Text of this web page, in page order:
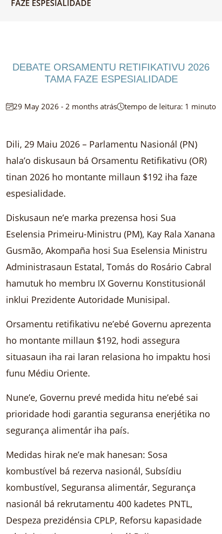
FAZE ESPESIALIDADE
DEBATE ORSAMENTU RETIFIKATIVU 2026
TAMA FAZE ESPESIALIDADE
29 May 2026 - 2 months atrás tempo de leitura: 1 minuto
Dili, 29 Maiu 2026 – Parlamentu Nasionál (PN)
hala’o diskusaun bá Orsamentu Retifikativu (OR)
tinan 2026 ho montante millaun $192 iha faze
espesialidade.
Diskusaun ne’e marka prezensa hosi Sua
Eselensia Primeiru-Ministru (PM), Kay Rala Xanana
Gusmão, Akompaña hosi Sua Eselensia Ministru
Administrasaun Estatal, Tomás do Rosário Cabral
hamutuk ho membru IX Governu Konstitusionál
inklui Prezidente Autoridade Munisipal.
Orsamentu retifikativu ne’ebé Governu aprezenta
ho montante millaun $192, hodi assegura
situasaun iha rai laran relasiona ho impaktu hosi
funu Médiu Oriente.
Nune’e, Governu prevé medida hitu ne’ebé sai
prioridade hodi garantia seguransa enerjétika no
segurança alimentár iha país.
Medidas hirak ne’e mak hanesan: Sosa
kombustível bá rezerva nasionál, Subsídiu
kombustível, Seguransa alimentár, Segurança
nasionál bá rekrutamentu 400 kadetes PNTL,
Despeza prezidénsia CPLP, Reforsu kapasidade